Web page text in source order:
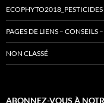
ECOPHYTO2018_PESTICIDES
PAGES DE LIENS – CONSEILS
NON CLASSÉ
ABONNEZ-VOUS À